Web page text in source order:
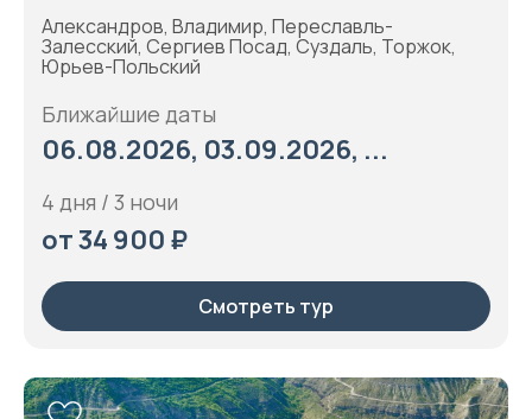
Александров, Владимир, Переславль-
Залесский, Сергиев Посад, Суздаль, Торжок,
Юрьев-Польский
Ближайшие даты
06.08.2026, 03.09.2026, ...
4 дня / 3 ночи
от 34 900 ₽
Смотреть тур